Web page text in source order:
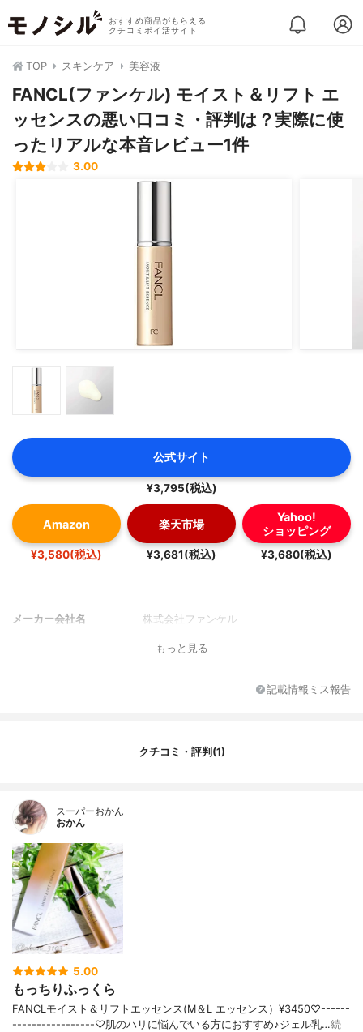
おすすめ商品がもらえる
クチコミポイ活サイト
TOP スキンケア 美容液
FANCL(ファンケル) モイスト＆リフト エ
ッセンスの悪い口コミ・評判は？実際に使
ったリアルな本音レビュー1件
3.00
公式サイト
¥3,795(税込)
Amazon
¥3,580(税込)
楽天市場
¥3,681(税込)
Yahoo!
ショッピング
¥3,680(税込)
メーカー会社名 株式会社ファンケル
もっと見る
記載情報ミス報告
クチコミ・評判(1)
スーパーおかん
おかん
5.00
もっちりふっくら
FANCLモイスト＆リフトエッセンス(M＆L エッセンス）¥3450♡------
-----------------♡肌のハリに悩んでいる方におすすめ♪ジェル乳…続